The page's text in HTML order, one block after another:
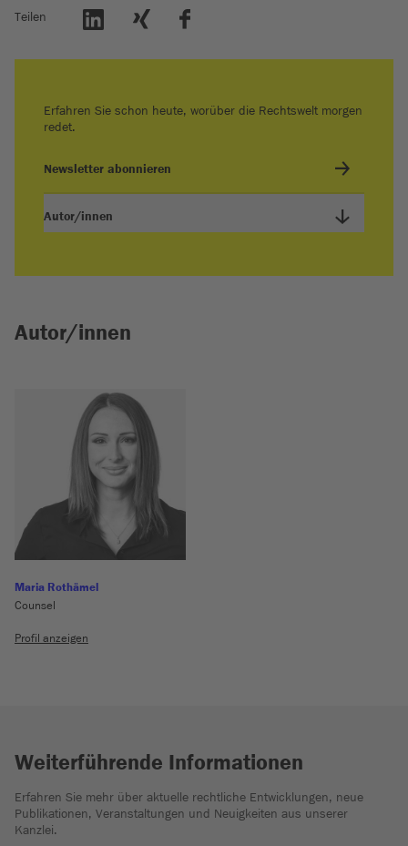
Teilen
Erfahren Sie schon heute, worüber die Rechtswelt morgen
redet.
Newsletter abonnieren
Autor/innen
Autor/innen
Maria Rothämel
Counsel
Profil anzeigen
Weiterführende Informationen
Erfahren Sie mehr über aktuelle rechtliche Entwicklungen, neue
Publikationen, Veranstaltungen und Neuigkeiten aus unserer
Kanzlei.